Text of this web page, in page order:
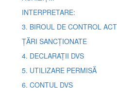
INTERPRETARE:
3. BIROUL DE CONTROL
ȚĂRI SANCȚIONATE
4. DECLARAȚII DVS
5. UTILIZARE PERMISĂ
6. CONTUL DVS